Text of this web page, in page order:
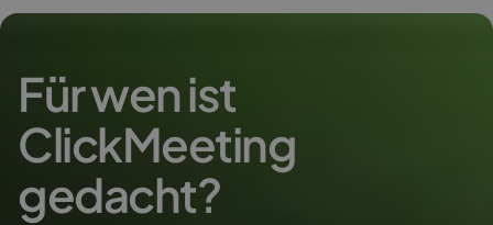
Für wen ist
ClickMeeting
gedacht?